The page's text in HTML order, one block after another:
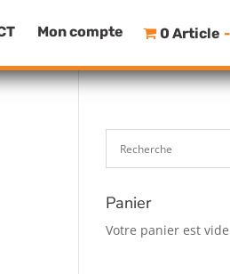
Mon compte 0 Article
Panier
Votre panier est